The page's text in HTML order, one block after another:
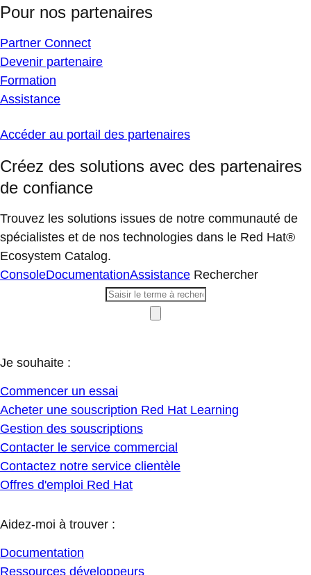
Pour nos partenaires
Partner Connect
Devenir partenaire
Formation
Assistance
Accéder au portail des partenaires
Créez des solutions avec des partenaires
de confiance
Trouvez les solutions issues de notre communauté de
spécialistes et de nos technologies dans le Red Hat®
Ecosystem Catalog.
ConsoleDocumentationAssistance Rechercher
Je souhaite :
Commencer un essai
Acheter une souscription Red Hat Learning
Gestion des souscriptions
Contacter le service commercial
Contactez notre service clientèle
Offres d'emploi Red Hat
Aidez-moi à trouver :
Documentation
Ressources développeurs